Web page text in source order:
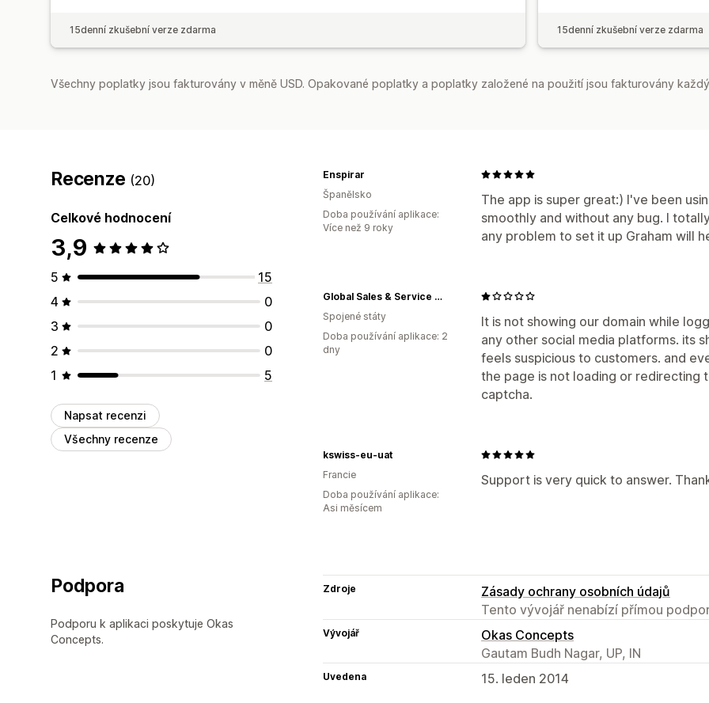
15denní zkušební verze zdarma 15denní zkušební verze zdarma
Všechny poplatky jsou fakturovány v měně USD. Opakované poplatky a poplatky založené na použití jsou fakturovány
Recenze (20)
Celkové hodnocení
3,9
5
15
4
0
3
0
2
0
1
5
Napsat recenzi
Všechny recenze
The app is super great:) I've been
smoothly and without any bug. I
any problem to set it up Graham will
Enspirar
Španělsko
Doba používání aplikace:
Více než 9 roky
It is not showing our domain while
any other social media platforms. its
feels suspicious to customers. and
the page is not loading or redirecting
captcha.
Global Sales & Service Ecommerce
Spojené státy
Doba používání aplikace: 2
dny
Support is very quick to answer.
kswiss-eu-uat
Francie
Doba používání aplikace:
Asi měsícem
Podpora
Podporu k aplikaci poskytuje Okas
Concepts.
Zdroje
Zásady ochrany osobních údajů
Tento vývojář nenabízí přímou
Vývojář
Okas Concepts
Gautam Budh Nagar, UP, IN
Uvedena 15. leden 2014